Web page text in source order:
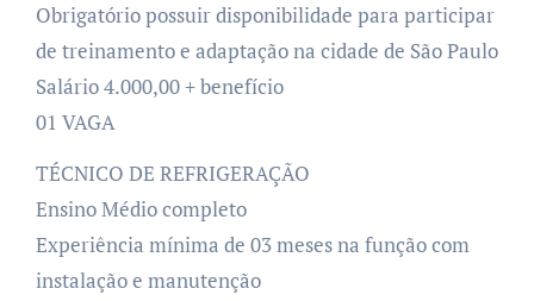
Obrigatório possuir disponibilidade para participar
de treinamento e adaptação na cidade de São Paulo
Salário 4.000,00 + benefício
01 VAGA
TÉCNICO DE REFRIGERAÇÃO
Ensino Médio completo
Experiência mínima de 03 meses na função com
instalação e manutenção